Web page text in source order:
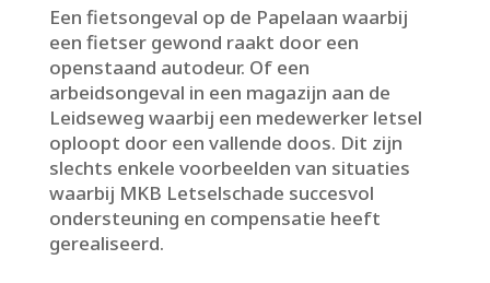
Een fietsongeval op de Papelaan waarbij
een fietser gewond raakt door een
openstaand autodeur.​ Of een
arbeidsongeval in een magazijn aan de
Leidseweg waarbij een medewerker letsel
oploopt door een vallende doos.​ Dit zijn
slechts enkele voorbeelden van situaties
waarbij MKB Letselschade succesvol
ondersteuning en compensatie heeft
gerealiseerd.​